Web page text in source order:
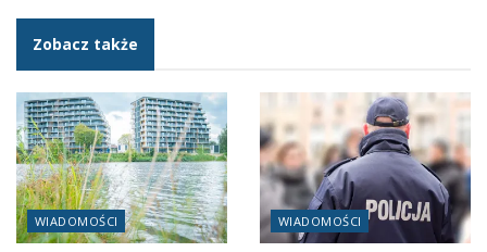
Zobacz także
WIADOMOŚCI WIADOMOŚCI